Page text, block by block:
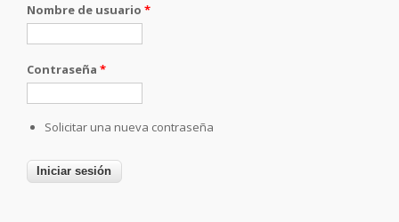
Nombre de usuario *
Contraseña *
Solicitar una nueva contraseña